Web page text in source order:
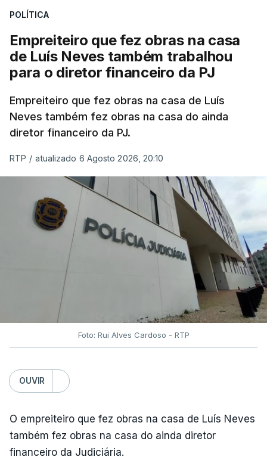
POLÍTICA
Empreiteiro que fez obras na casa
de Luís Neves também trabalhou
para o diretor financeiro da PJ
Empreiteiro que fez obras na casa de Luís
Neves também fez obras na casa do ainda
diretor financeiro da PJ.
RTP / atualizado 6 Agosto 2026, 20:10
Foto: Rui Alves Cardoso - RTP
OUVIR
O empreiteiro que fez obras na casa de Luís Neves
também fez obras na casa do ainda diretor
financeiro da Judiciária.